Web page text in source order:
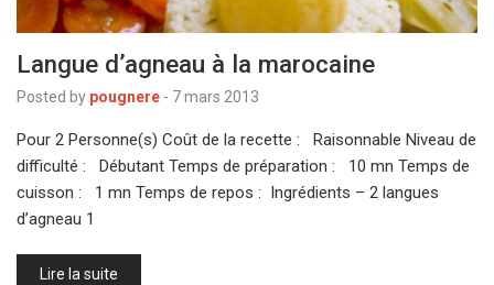
Langue d’agneau à la marocaine
Posted by pougnere - 7 mars 2013
Pour 2 Personne(s) Coût de la recette : Raisonnable Niveau de
difficulté : Débutant Temps de préparation : 10 mn Temps de
cuisson : 1 mn Temps de repos : Ingrédients – 2 langues
d’agneau 1
Lire la suite